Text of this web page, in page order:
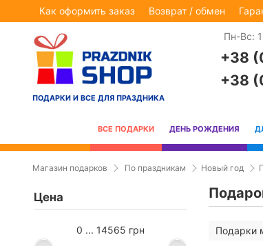
Как оформить заказ Возврат / обмен
ПОДАРКИ И ВСЕ ДЛЯ ПРАЗДНИКА
Пн-Вс:
+38
+38
ВСЕ ПОДАРКИ ДЕНЬ РОЖДЕНИЯ
Магазин подарков По праздникам Новый год
Подарки
Цена
0 ... 14565 грн